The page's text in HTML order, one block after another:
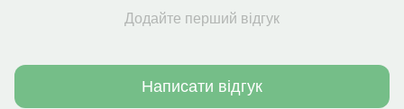
Додайте перший відгук
Написати відгук